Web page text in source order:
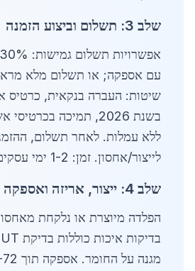
שלב 3: תשלום וביצוע הזמנה
שיטות: העברה בנקאית, כרטיס
בשנת 2026, תמיכה
ללא עמלות. לאחר תשלום,
לייצור/אחסון. זמן: 1-2 ימי עסקים.
שלב 4: ייצור, אריזה ואספקה
הפלדה מיוצרת או נלקחת